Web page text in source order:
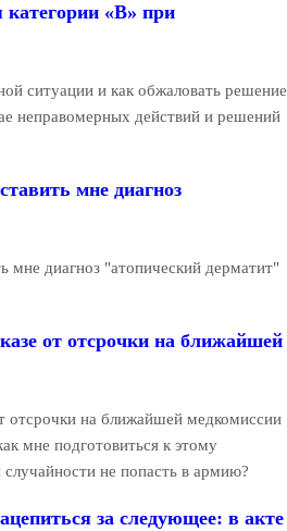
«В» при
ситуации и как обжаловать решение
неправомерных действий и решений
мне диагноз
мне диагноз "атопический дерматит"
от отсрочки на ближайшей
отсрочки на ближайшей медкомиссии
мне подготовиться к этому
не попасть в армию?
за следующее: в акте